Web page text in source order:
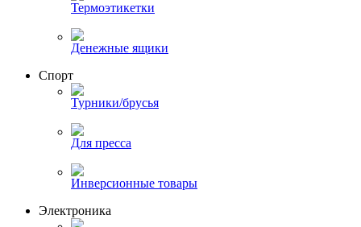
Термоэтикетки
Денежные ящики
Спорт
Турники/брусья
Для пресса
Инверсионные товары
Электроника